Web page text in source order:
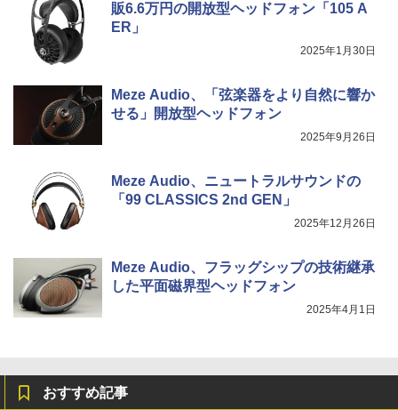
販6.6万円の開放型ヘッドフォン「105 A
ER」
2025年1月30日
Meze Audio、「弦楽器をより自然に響か
せる」開放型ヘッドフォン
2025年9月26日
Meze Audio、ニュートラルサウンドの
「99 CLASSICS 2nd GEN」
2025年12月26日
Meze Audio、フラッグシップの技術継承
した平面磁界型ヘッドフォン
2025年4月1日
おすすめ記事